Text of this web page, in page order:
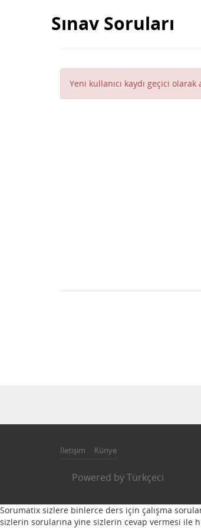
Sınav Soruları
Yeni kullanıcı kaydı geçici olarak
İletişim Künye
Powered byTürkçeci
Sorumatix sizlere binlerce ders için çalışma
sizlerin sorularına yine sizlerin cevap vermesi ile